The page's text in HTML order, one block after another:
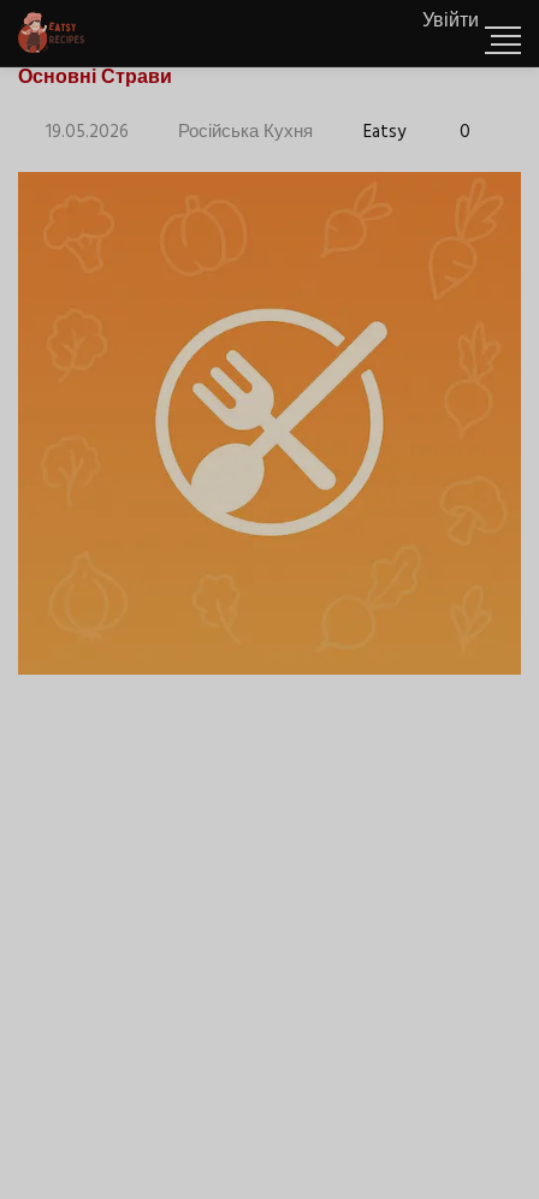
Увійти
Основні Страви
19.05.2026 Російська Кухня Eatsy 0